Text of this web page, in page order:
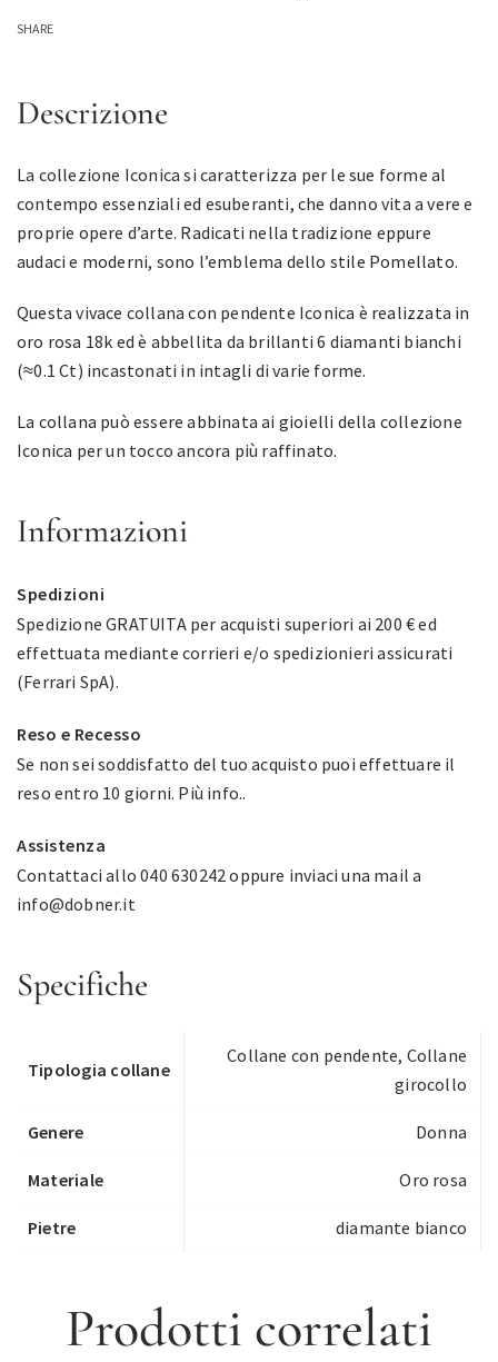
SHARE
Descrizione
La collezione Iconica si caratterizza per le sue forme al
contempo essenziali ed esuberanti, che danno vita a vere e
proprie opere d’arte. Radicati nella tradizione eppure
audaci e moderni, sono l’emblema dello stile Pomellato.
Questa vivace collana con pendente Iconica è realizzata in
oro rosa 18k ed è abbellita da brillanti 6 diamanti bianchi
(≈0.1 Ct) incastonati in intagli di varie forme.
La collana può essere abbinata ai gioielli della collezione
Iconica per un tocco ancora più raffinato.
Informazioni
Spedizioni
Spedizione GRATUITA per acquisti superiori ai 200 € ed
effettuata mediante corrieri e/o spedizionieri assicurati
(Ferrari SpA).
Reso e Recesso
Se non sei soddisfatto del tuo acquisto puoi effettuare il
reso entro 10 giorni. Più info..
Assistenza
Contattaci allo 040 630242 oppure inviaci una mail a
info@dobner.it
Specifiche
Tipologia collane
Collane con pendente, Collane
girocollo
Genere Donna
Materiale Oro rosa
Pietre diamante bianco
Prodotti correlati